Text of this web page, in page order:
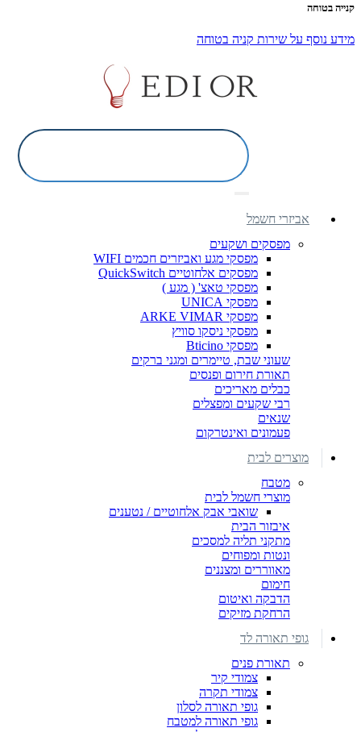
קנייה בטוחה
מידע נוסף על שירות קניה בטוחה
אביזרי חשמל
מפסקים ושקעים
מפסקי מגע ואביזרים חכמים WIFI
מפסקים אלחוטיים QuickSwitch
מפסקי טאצ' ( מגע )
מפסקי UNICA
מפסקי ARKE VIMAR
מפסקי ניסקו סוויץ
מפסקי Bticino
שעוני שבת, טיימרים ומגני ברקים
תאורת חירום ופנסים
כבלים מאריכים
רבי שקעים ומפצלים
שנאים
פעמונים ואינטרקום
מוצרים לבית
מטבח
מוצרי חשמל לבית
שואבי אבק אלחוטיים / נטענים
איבזור הבית
מתקני תליה למסכים
ונטות ומפוחים
מאווררים ומצננים
חימום
הדבקה ואיטום
הרחקת מזיקים
גופי תאורה לד
תאורת פנים
צמודי קיר
צמודי תקרה
גופי תאורה לסלון
גופי תאורה למטבח